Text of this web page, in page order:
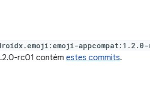
appcompat:1.2.0-
rc01 contém estes commits.